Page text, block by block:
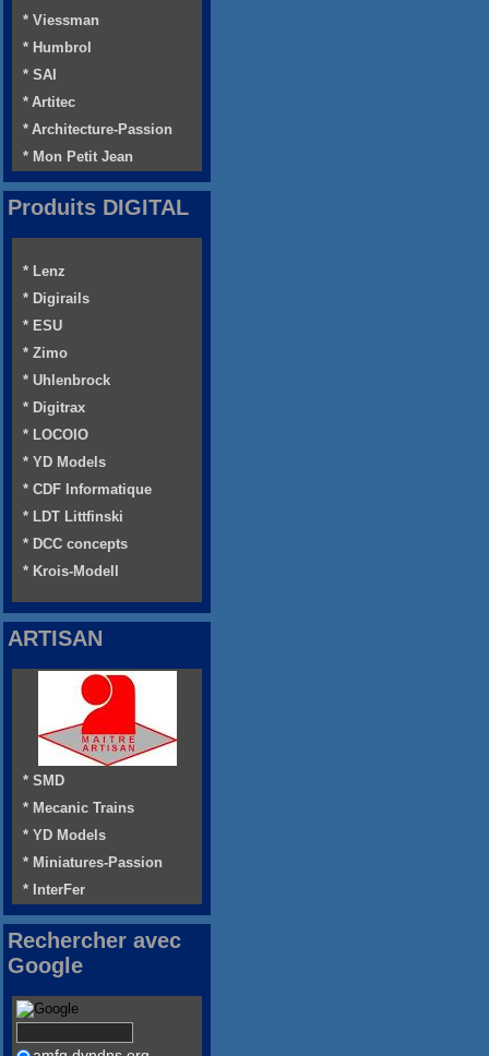
* Viessman
* Humbrol
* SAI
* Artitec
* Architecture-Passion
* Mon Petit Jean
Produits DIGITAL
* Lenz
* Digirails
* ESU
* Zimo
* Uhlenbrock
* Digitrax
* LOCOIO
* YD Models
* CDF Informatique
* LDT Littfinski
* DCC concepts
* Krois-Modell
ARTISAN
* SMD
* Mecanic Trains
* YD Models
* Miniatures-Passion
* InterFer
Rechercher avec
Google